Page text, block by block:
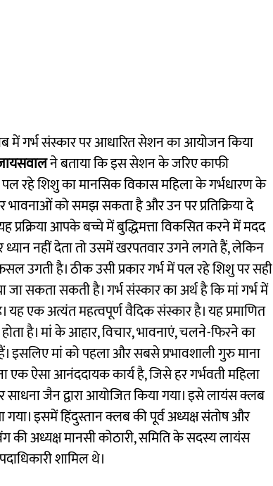
में गर्भ संस्कार पर आधारित सेशन का आयोजन किया
ने बताया कि इस सेशन के जरिए काफी
रहे शिशु का मानसिक विकास महिला के गर्भधारण के
भावनाओं को समझ सकता है और उन पर प्रतिक्रिया दे
आपके बच्चे में बुद्धिमत्ता विकसित करने में मदद
नहीं देता तो उसमें खरपतवार उगने लगते हैं, लेकिन
उगती है। ठीक उसी प्रकार गर्भ में पल रहे शिशु पर सही
सकता सकती है। गर्भ संस्कार का अर्थ है कि मां गर्भ में
यह एक अत्यंत महत्वपूर्ण वैदिक संस्कार है। यह प्रमाणित
है। मां के आहार, विचार, भावनाएं, चलने-फिरने का
इसलिए मां को पहला और सबसे प्रभावशाली गुरु माना
एक ऐसा आनंददायक कार्य है, जिसे हर गर्भवती महिला
जैन द्वारा आयोजित किया गया। इसे लायंस क्लब
इसमें हिंदुस्तान क्लब की पूर्व अध्यक्ष संतोष और
की अध्यक्ष मानसी कोठारी, समिति के सदस्य लायंस
शामिल थे।